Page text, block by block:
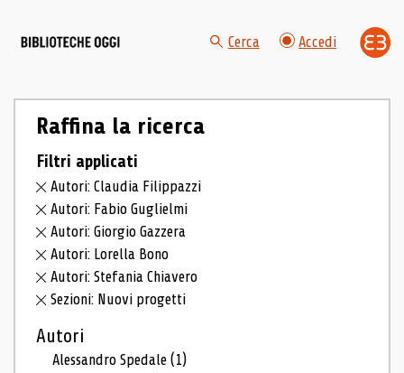
Cerca Accedi
Raffina la ricerca
Filtri applicati
Autori: Claudia Filippazzi
Autori: Fabio Guglielmi
Autori: Giorgio Gazzera
Autori: Lorella Bono
Autori: Stefania Chiavero
Sezioni: Nuovi progetti
Autori
Alessandro Spedale(1)